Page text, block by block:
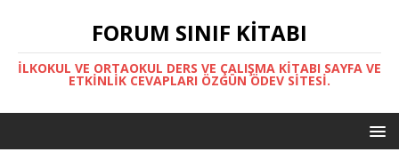
FORUM SINIF KITABI
İLKOKUL VE ORTAOKUL DERS VE ÇALIŞMA KITABI SAYFA VE
ETKINLIK CEVAPLARI ÖZGÜN ÖDEV SITESI.